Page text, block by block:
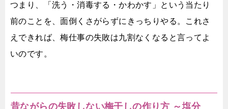
つまり、「洗う・消毒する・かわかす」という当たり
前のことを、面倒くさがらずにきっちりやる。これさ
えできれば、梅仕事の失敗は九割なくなると言ってよ
いのです。
昔ながらの失敗しない梅干しの作り方 ～塩分